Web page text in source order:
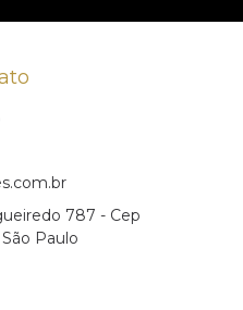
787 - Cep
Paulo